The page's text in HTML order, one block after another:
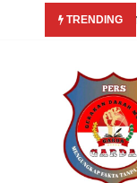
TRENDING
News